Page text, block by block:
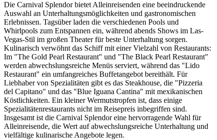
Die Carnival Splendor bietet Alleinreisenden eine beeindruckende
Auswahl an Unterhaltungsmöglichkeiten und gastronomischen
Erlebnissen. Tagsüber laden die verschiedenen Pools und
Whirlpools zum Entspannen ein, während abends Shows im Las-
Vegas-Stil im großen Theater für beste Unterhaltung sorgen.
Kulinarisch verwöhnt das Schiff mit einer Vielzahl von Restaurants:
Im "The Gold Pearl Restaurant" und "The Black Pearl Restaurant"
werden abwechslungsreiche Menüs serviert, während das "Lido
Restaurant" ein umfangreiches Buffetangebot bereithält. Für
Liebhaber von Spezialitäten gibt es das Steakhouse, die "Pizzeria
del Capitano" und das "Blue Iguana Cantina" mit mexikanischen
Köstlichkeiten. Ein kleiner Wermutstropfen ist, dass einige
Spezialitätenrestaurants nicht im Reisepreis inbegriffen sind.
Insgesamt ist die Carnival Splendor eine hervorragende Wahl für
Alleinreisende, die Wert auf abwechslungsreiche Unterhaltung und
vielfältige kulinarische Angebote legen.